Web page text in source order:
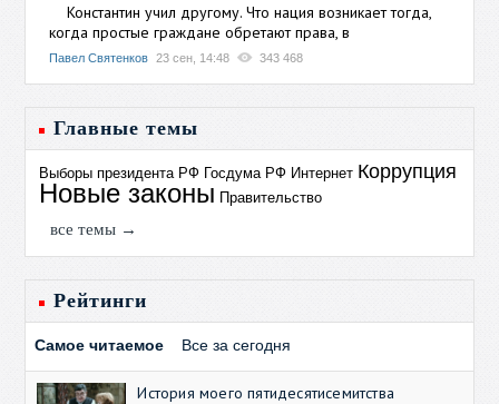
Константин учил другому. Что нация возникает тогда,
когда простые граждане обретают права, в
Павел Святенков 23 сен, 14:48 343 468
Главные темы
Выборы президента РФ Госдума РФ Интернет Коррупция
Новые законы Правительство
все темы →
Рейтинги
Самое читаемое Все за сегодня
История моего пятидесятисемитства